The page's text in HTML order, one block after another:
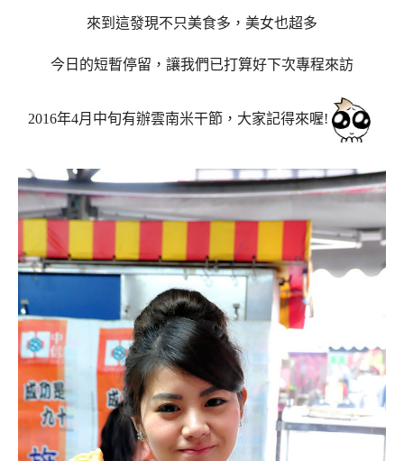
來到這發現不只美食多，美女也超多
今日的短暫停留，讓我們已打算好下次專程來訪
2016年4月中旬有辦雲南米干節，大家記得來喔!